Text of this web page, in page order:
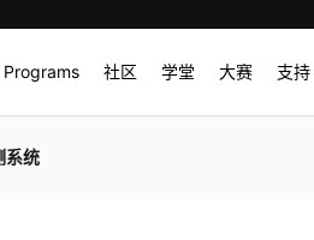
Programs 社区 学堂 大赛 支持
系统